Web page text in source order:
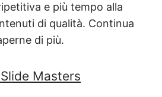
e più tempo alla
di qualità. Continua
di più.
Masters